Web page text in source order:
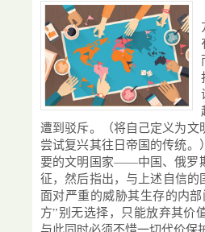
遭到驳斥。（将自己定义为
尝试复兴其往日帝国的传统
要的文明国家——中国、俄罗
征，然后指出，与上述自信的
面对严重的威胁其生存的内
方”别无选择，只能放弃其价
与此同时必须不惜一切代价保